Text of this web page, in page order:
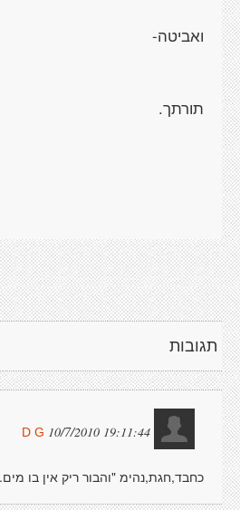
גל
ואביטה-
תורתך.
תגובות
D G 10/7/2010 19:11:44
כחבד,חגת,נהימ "והבור ריק אין בו